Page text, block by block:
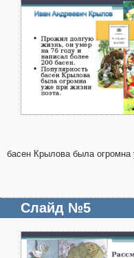
басен Крылова была огромна
Слайд №5